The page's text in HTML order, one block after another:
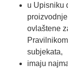
u Upisniku
ovlaštene
subjekata,
imaju